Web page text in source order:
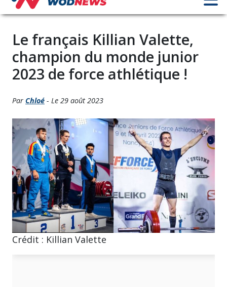
Le français Killian Valette,
champion du monde junior
2023 de force athlétique !
Par Chloé - Le 29 août 2023
Crédit : Killian Valette